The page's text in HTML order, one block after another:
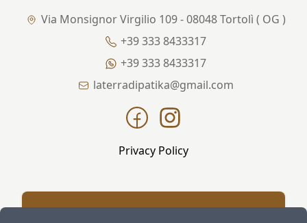
Via Monsignor Virgilio 109 - 08048 Tortolì ( OG )
+39 333 8433317
+39 333 8433317
laterradipatika@gmail.com
Privacy Policy